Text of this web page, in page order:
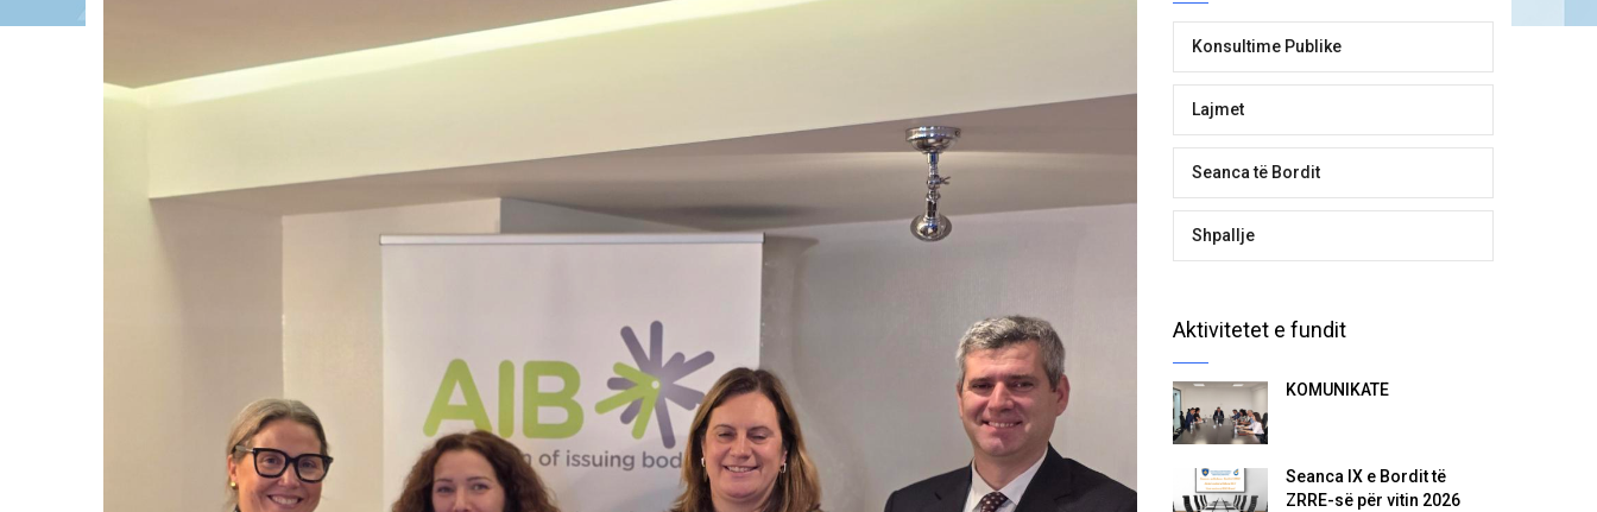
Konsultime Publike
Lajmet
Seanca të Bordit
Shpallje
Aktivitetet e fundit
KOMUNIKATË
Seanca IX e Bordit të
ZRRE-së për vitin 2026